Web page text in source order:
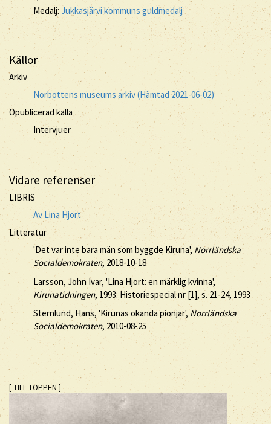
Medalj:Jukkasjärvi kommuns guldmedalj
Källor
Arkiv
Norbottens museums arkiv (Hämtad 2021-06-02)
Opublicerad källa
Intervjuer
Vidare referenser
LIBRIS
Av Lina Hjort
Litteratur
'Det var inte bara män som byggde Kiruna', Norrländska
Socialdemokraten, 2018-10-18
Larsson, John Ivar, 'Lina Hjort: en märklig kvinna',
Kirunatidningen, 1993: Historiespecial nr [1], s. 21-24, 1993
Sternlund, Hans, 'Kirunas okända pionjär',Norrländska
Socialdemokraten, 2010-08-25
[ TILL TOPPEN ]